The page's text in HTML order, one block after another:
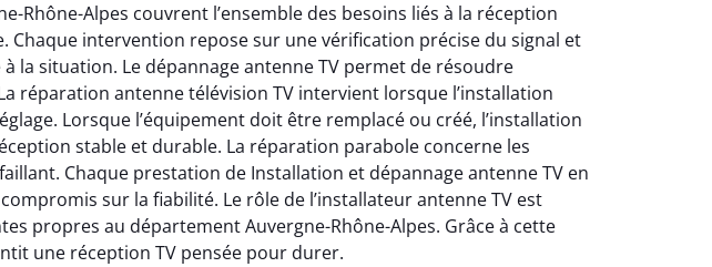
Rhône-Alpes couvrent l’ensemble des besoins liés à la réception
Chaque intervention repose sur une vérification précise du signal et
la situation. Le dépannage antenne TV permet de résoudre
réparation antenne télévision TV intervient lorsque l’installation
Lorsque l’équipement doit être remplacé ou créé, l’installation
stable et durable. La réparation parabole concerne les
Chaque prestation de Installation et dépannage antenne TV en
sur la fiabilité. Le rôle de l’installateur antenne TV est
propres au département Auvergne-Rhône-Alpes. Grâce à cette
une réception TV pensée pour durer.